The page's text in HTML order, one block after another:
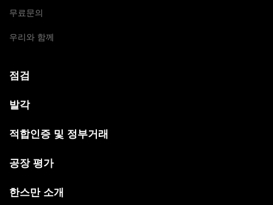
무료문의
우리와 함께
점검
발각
적합인증 및 정부거래
공장 평가
한스만 소개